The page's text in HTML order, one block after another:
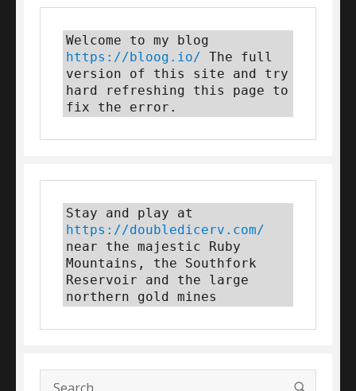
https://bloog.io/ The full
version of this site and try
hard refreshing this page to
fix the error.
https://doubledicerv.com/
near the majestic Ruby
Mountains, the Southfork
Reservoir and the large
northern gold mines
Search